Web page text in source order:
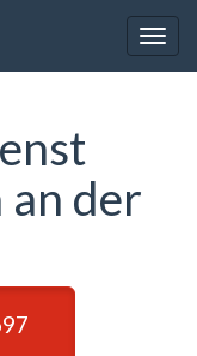
Toggle
an der